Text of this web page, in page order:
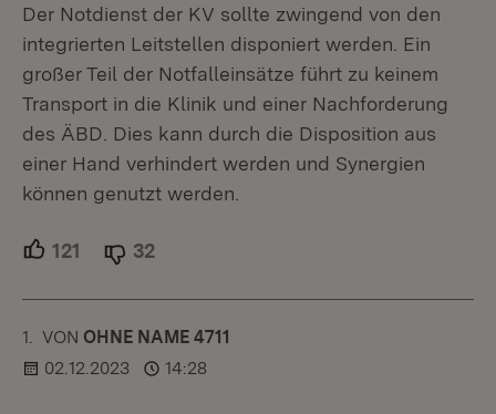
Der Notdienst der KV sollte zwingend von den
integrierten Leitstellen disponiert werden. Ein
großer Teil der Notfalleinsätze führt zu keinem
Transport in die Klinik und einer Nachforderung
des ÄBD. Dies kann durch die Disposition aus
einer Hand verhindert werden und Synergien
können genutzt werden.
121 Unterstützer.
32
1. KOMMENTAR
VON :OHNE NAME 4711
02.12.2023
14:28